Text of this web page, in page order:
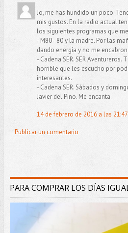
Jo, me has hundido un poco.
mis gustos. En la radio actual
los siguientes programas que
- M80 - 80 y la madre. Por las
dando energía y no me
- Cadena SER. SER Aventureros.
horrible que les escucho por
interesantes.
- Cadena SER. Sábados y
Javier del Pino. Me encanta.
14 de febrero de 2016 a las 21:47
Publicar un comentario
PARA COMPRAR LOS DÍAS